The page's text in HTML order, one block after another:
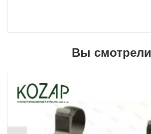
Вы смотрели